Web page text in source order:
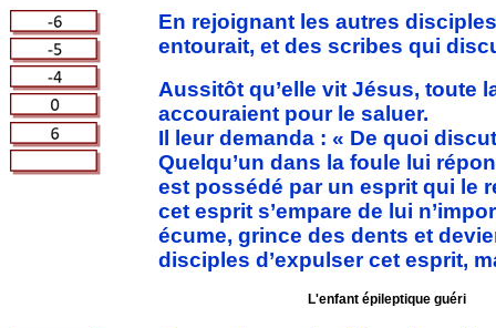
En rejoignant les autres
entourait, et des scribes qui
Aussitôt qu’elle vit Jésus, toute
accouraient pour le saluer.
Il leur demanda : « De quoi
Quelqu’un dans la foule lui
est possédé par un esprit qui le
cet esprit s’empare de lui
écume, grince des dents et
disciples d’expulser cet esprit,
L'enfant épileptique guéri